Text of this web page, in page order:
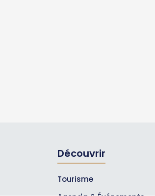
Découvrir
Tourisme